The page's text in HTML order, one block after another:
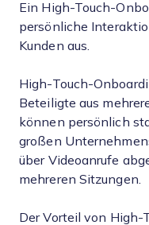
Ein High-Touch-
persönliche
Kunden aus.
High-Touch-
Beteiligte aus
können persönlich
großen
über Videoanrufe
mehreren Sitzungen.
Der Vorteil von High-